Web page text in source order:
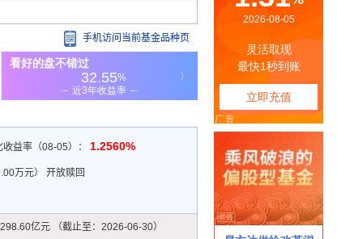
手机访问当前基金品种页
收益率（08-05）： 1.2560%
万元）
开放赎回
298.60亿元 （截止至：2026-06-30）